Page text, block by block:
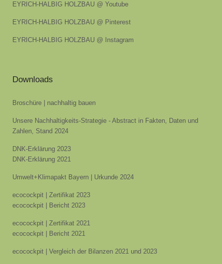
EYRICH-HALBIG HOLZBAU @ Youtube
EYRICH-HALBIG HOLZBAU @ Pinterest
EYRICH-HALBIG HOLZBAU @ Instagram
Downloads
Broschüre | nachhaltig bauen
Unsere Nachhaltigkeits-Strategie - Abstract in Fakten, Daten und
Zahlen, Stand 2024
DNK-Erklärung 2023
DNK-Erklärung 2021
Umwelt+Klimapakt Bayern | Urkunde 2024
ecocockpit | Zertifikat 2023
ecocockpit | Bericht 2023
ecocockpit | Zertifikat 2021
ecocockpit | Bericht 2021
ecocockpit | Vergleich der Bilanzen 2021 und 2023